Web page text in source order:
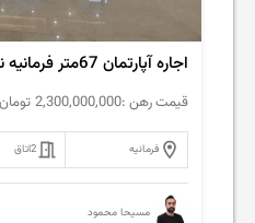
اجاره آپارتمان 67متر فرمانیه نوساز
قیمت رهن :2,300,000,000 تومان
فرمانیه 2اتاق
مسیحا محمود